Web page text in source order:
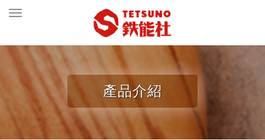
Toggle
產品介紹